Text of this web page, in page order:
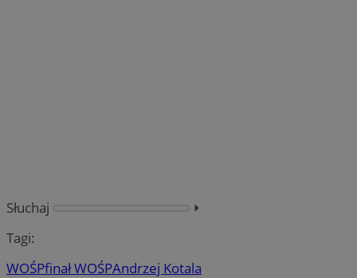
Słuchaj
⏵︎
Tagi:
WOŚPfinał WOŚPAndrzej Kotala